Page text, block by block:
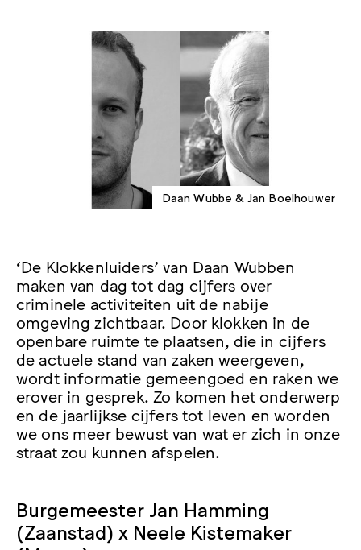
Daan Wubbe & Jan Boelhouwer
‘De Klokkenluiders’ van Daan Wubben
maken van dag tot dag cijfers over
criminele activiteiten uit de nabije
omgeving zichtbaar. Door klokken in de
openbare ruimte te plaatsen, die in cijfers
de actuele stand van zaken weergeven,
wordt informatie gemeengoed en raken we
erover in gesprek. Zo komen het onderwerp
en de jaarlijkse cijfers tot leven en worden
we ons meer bewust van wat er zich in onze
straat zou kunnen afspelen.
Burgemeester Jan Hamming
(Zaanstad) x Neele Kistemaker